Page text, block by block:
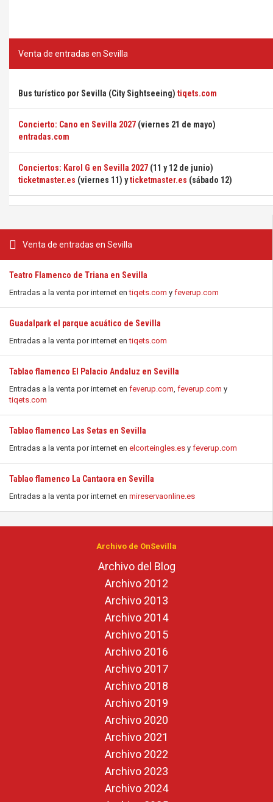
Venta de entradas en Sevilla
Teatro Flamenco de Triana en Sevilla
Entradas a la venta por internet entiqets.com y feverup.com
Guadalpark el parque acuático de Sevilla
Entradas a la venta por internet entiqets.com
Tablao flamenco El Palacio Andaluz en Sevilla
Entradas a la venta por internet en feverup.com, feverup.com y
tiqets.com
Tablao flamenco Las Setas en Sevilla
Entradas a la venta por internet en elcorteingles.es y feverup.com
Tablao flamenco La Cantaora en Sevilla
Entradas a la venta por internet en mireservaonline.es
Venta de entradas en Sevilla
Bus turístico por Sevilla (City Sightseeing) tiqets.com
Concierto: Cano en Sevilla 2027 (viernes 21 de mayo)
entradas.com
Conciertos: Karol G en Sevilla 2027 (11 y 12 de junio)
ticketmaster.es (viernes 11) yticketmaster.es (sábado 12)
Archivo de OnSevilla
Archivo del Blog
Archivo 2012
Archivo 2013
Archivo 2014
Archivo 2015
Archivo 2016
Archivo 2017
Archivo 2018
Archivo 2019
Archivo 2020
Archivo 2021
Archivo 2022
Archivo 2023
Archivo 2024